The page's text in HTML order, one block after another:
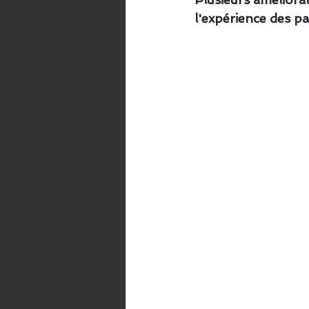
l'expérience des